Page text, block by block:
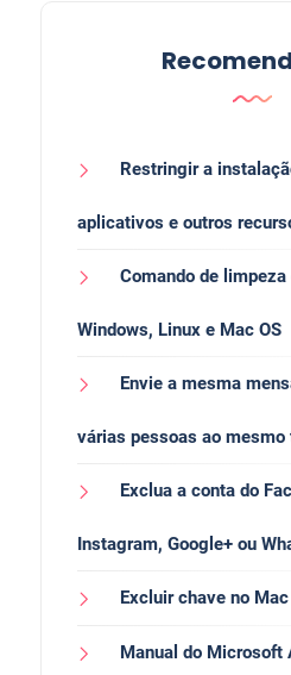
Restringir a
aplicativos e outros
Comando de
Windows, Linux e Mac OS
Envie a mesma
várias pessoas ao mesmo
Exclua a conta do
Instagram, Google+ ou
Excluir chave no Mac
Manual do Microsoft